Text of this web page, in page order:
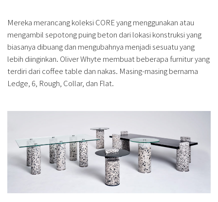
Mereka merancang koleksi CORE yang menggunakan atau
mengambil sepotong puing beton dari lokasi konstruksi yang
biasanya dibuang dan mengubahnya menjadi sesuatu yang
lebih diinginkan. Oliver Whyte membuat beberapa furnitur yang
terdiri dari coffee table dan nakas. Masing-masing bernama
Ledge, 6, Rough, Collar, dan Flat.